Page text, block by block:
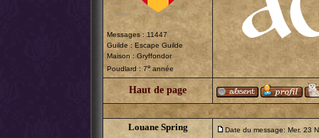
Messages : 11447
Guilde : Escape Guilde
Maison : Gryffondor
Poudlard : 7e année
Haut de page
Louane Spring Date du message: Mer. 23